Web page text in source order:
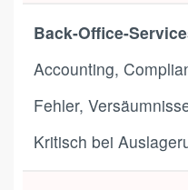
Back-Office-
Accounting,
Fehler,
Kritisch bei